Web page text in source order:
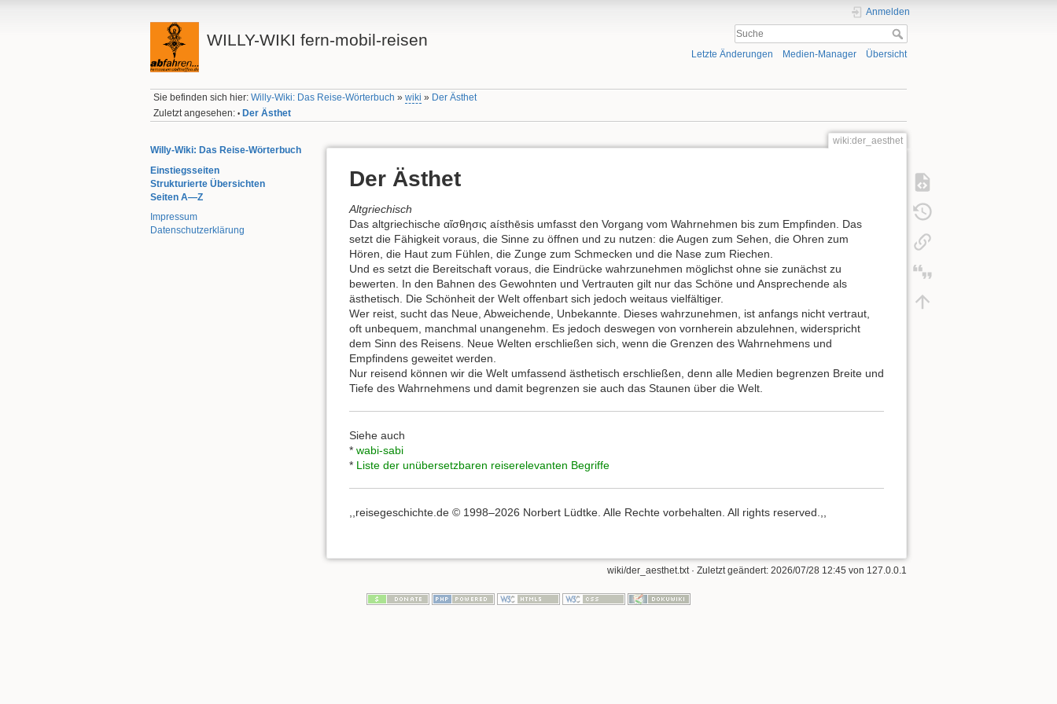
WILLY-WIKI fern-mobil-reisen
Anmelden
Letzte Änderungen Medien-Manager Übersicht
Sie befinden sich hier:Willy-Wiki: Das Reise-Wörterbuch »wiki » Der Ästhet
Zuletzt angesehen: • Der Ästhet
Willy-Wiki: Das Reise-Wörterbuch
Einstiegsseiten
Strukturierte Übersichten
Seiten A—Z
Impressum
Datenschutzerklärung
wiki:der_aesthet
Der Ästhet
Altgriechisch
Das altgriechische αἴσθησις aísthēsis umfasst den Vorgang vom Wahrnehmen bis zum Empfinden. Das
setzt die Fähigkeit voraus, die Sinne zu öffnen und zu nutzen: die Augen zum Sehen, die Ohren zum
Hören, die Haut zum Fühlen, die Zunge zum Schmecken und die Nase zum Riechen.
Und es setzt die Bereitschaft voraus, die Eindrücke wahrzunehmen möglichst ohne sie zunächst zu
bewerten. In den Bahnen des Gewohnten und Vertrauten gilt nur das Schöne und Ansprechende als
ästhetisch. Die Schönheit der Welt offenbart sich jedoch weitaus vielfältiger.
Wer reist, sucht das Neue, Abweichende, Unbekannte. Dieses wahrzunehmen, ist anfangs nicht vertraut,
oft unbequem, manchmal unangenehm. Es jedoch deswegen von vornherein abzulehnen, widerspricht
dem Sinn des Reisens. Neue Welten erschließen sich, wenn die Grenzen des Wahrnehmens und
Empfindens geweitet werden.
Nur reisend können wir die Welt umfassend ästhetisch erschließen, denn alle Medien begrenzen Breite und
Tiefe des Wahrnehmens und damit begrenzen sie auch das Staunen über die Welt.
Siehe auch
* wabi-sabi
* Liste der unübersetzbaren reiserelevanten Begriffe
,,reisegeschichte.de © 1998–2026 Norbert Lüdtke. Alle Rechte vorbehalten. All rights reserved.,,
wiki/der_aesthet.txt · Zuletzt geändert: 2026/07/28 12:45 von 127.0.0.1